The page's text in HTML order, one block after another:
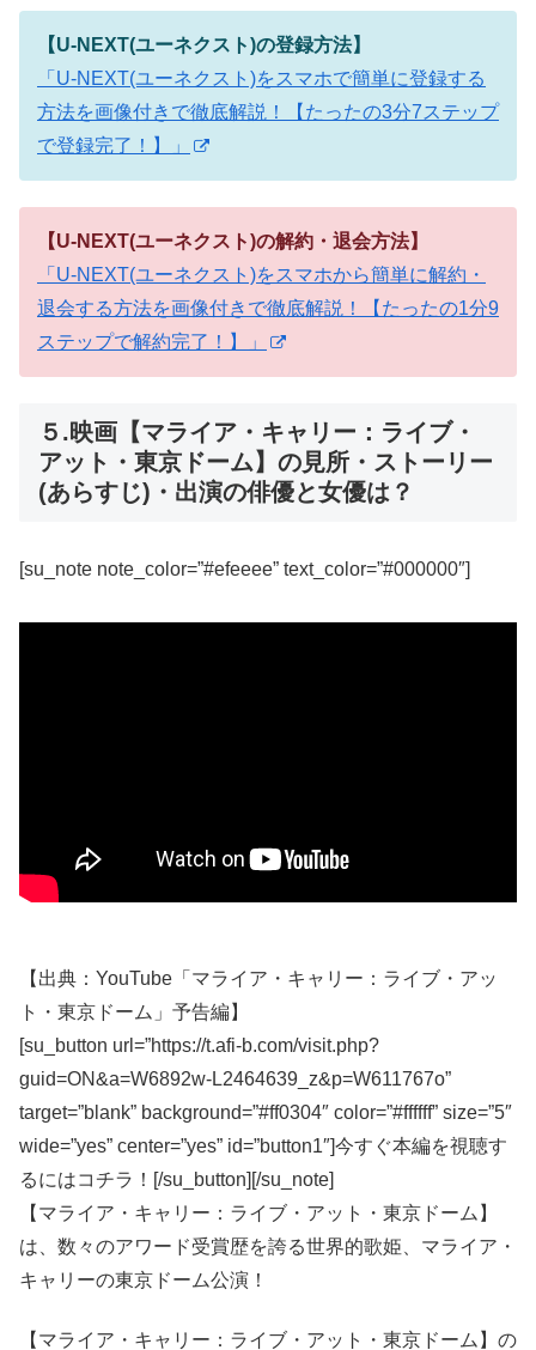
【U-NEXT(ユーネクスト)の登録方法】
「U-NEXT(ユーネクスト)をスマホで簡単に登録する
方法を画像付きで徹底解説！【たったの3分7ステップ
で登録完了！】」
【U-NEXT(ユーネクスト)の解約・退会方法】
「U-NEXT(ユーネクスト)をスマホから簡単に解約・
退会する方法を画像付きで徹底解説！【たったの1分9
ステップで解約完了！】」
５.映画【マライア・キャリー：ライブ・
アット・東京ドーム】の見所・ストーリー
(あらすじ)・出演の俳優と女優は？
[su_note note_color=”#efeeee” text_color=”#000000″]
【出典：YouTube「マライア・キャリー：ライブ・アッ
ト・東京ドーム」予告編】
[su_button url=”https://t.afi-b.com/visit.php?
guid=ON&a=W6892w-L2464639_z&p=W611767o”
target=”blank” background=”#ff0304″ color=”#ffffff” size=”5″
wide=”yes” center=”yes” id=”button1″]今すぐ本編を視聴す
るにはコチラ！[/su_button][/su_note]
【マライア・キャリー：ライブ・アット・東京ドーム】
は、数々のアワード受賞歴を誇る世界的歌姫、マライア・
キャリーの東京ドーム公演！
【マライア・キャリー：ライブ・アット・東京ドーム】の